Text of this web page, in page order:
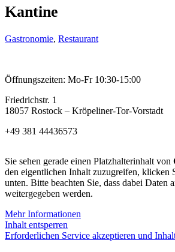
Kantine
Gastronomie, Restaurant
Öffnungszeiten: Mo-Fr 10:30-15:00
Friedrichstr. 1
18057 Rostock – Kröpeliner-Tor-Vorstadt
+49 381 44436573
Sie sehen gerade einen Platzhalterinhalt von
den eigentlichen Inhalt zuzugreifen, klicken
unten. Bitte beachten Sie, dass dabei Daten
weitergegeben werden.
Mehr Informationen
Inhalt entsperren
Erforderlichen Service akzeptieren und